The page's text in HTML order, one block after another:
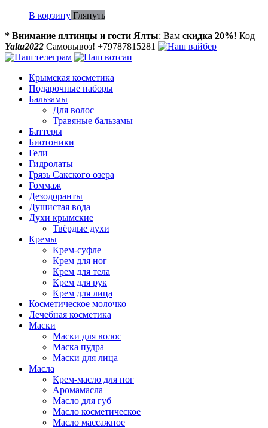
В корзину Глянуть
* Внимание ялтинцы и гости Ялты: Вам скидка 20%! Код
Yalta2022 Самовывоз! +79787815281
Крымская косметика
Подарочные наборы
Бальзамы
Для волос
Травяные бальзамы
Баттеры
Биотоники
Гели
Гидролаты
Грязь Сакского озера
Гоммаж
Дезодоранты
Душистая вода
Духи крымские
Твёрдые духи
Кремы
Крем-суфле
Крем для ног
Крем для тела
Крем для рук
Крем для лица
Косметическое молочко
Лечебная косметика
Маски
Маски для волос
Маска пудра
Маски для лица
Масла
Крем-масло для ног
Аромамасла
Масло для губ
Масло косметическое
Масло массажное